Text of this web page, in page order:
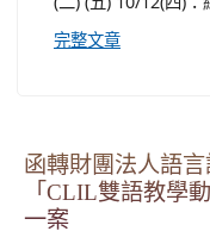
完整文章
函轉財團法人語
「CLIL雙語教學
一案